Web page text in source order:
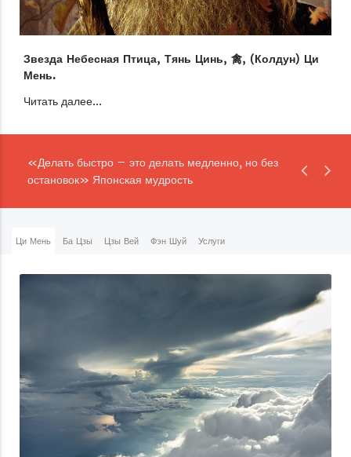
Звезда Небесная Птица, Тянь Цинь, 禽, (Колдун) Ци
Мень.
Читать далее...
«Делать быстро – это делать медленно, но без
остановок» Японская мудрость
Ци Мень Ба Цзы Цзы Вей Фэн Шуй Услуги